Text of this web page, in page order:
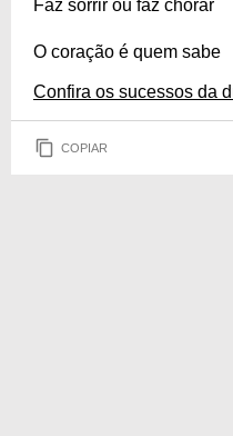
Faz sorrir ou faz chorar
O coração é quem sabe
Confira os sucessos da
COPIAR